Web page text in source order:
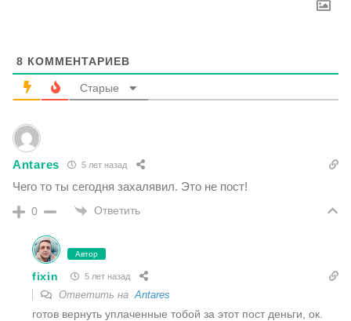
8 КОММЕНТАРИЕВ
Старые
Antares 5 лет назад
Чего то ты сегодня захалявил. Это не пост!
0 Ответить
Автор
fixin 5 лет назад
Ответить на Antares
готов вернуть уплаченные тобой за этот пост деньги, ок.